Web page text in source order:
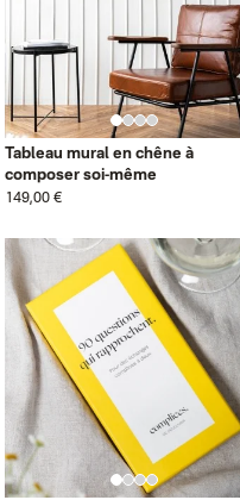
Tableau mural en chêne à
composer soi-même
149,00 €